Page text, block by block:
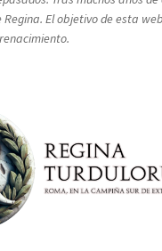
El objetivo de esta